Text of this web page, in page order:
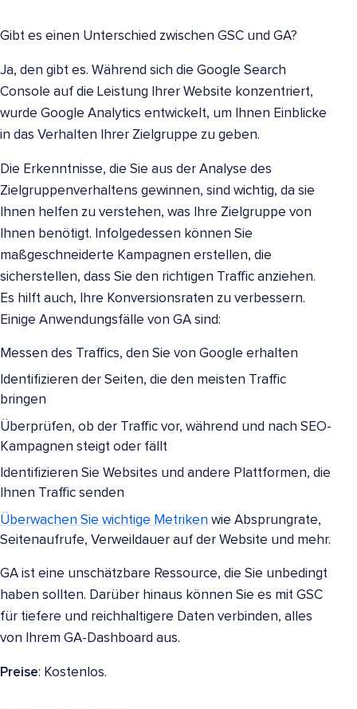
Gibt es einen Unterschied zwischen GSC und GA?
Ja, den gibt es. Während sich die Google Search
Console auf die Leistung Ihrer Website konzentriert,
wurde Google Analytics entwickelt, um Ihnen Einblicke
in das Verhalten Ihrer Zielgruppe zu geben.
Die Erkenntnisse, die Sie aus der Analyse des
Zielgruppenverhaltens gewinnen, sind wichtig, da sie
Ihnen helfen zu verstehen, was Ihre Zielgruppe von
Ihnen benötigt. Infolgedessen können Sie
maßgeschneiderte Kampagnen erstellen, die
sicherstellen, dass Sie den richtigen Traffic anziehen.
Es hilft auch, Ihre Konversionsraten zu verbessern.
Einige Anwendungsfälle von GA sind:
Messen des Traffics, den Sie von Google erhalten
Identifizieren der Seiten, die den meisten Traffic
bringen
Überprüfen, ob der Traffic vor, während und nach SEO-
Kampagnen steigt oder fällt
Identifizieren Sie Websites und andere Plattformen, die
Ihnen Traffic senden
Überwachen Sie wichtige Metriken wie Absprungrate,
Seitenaufrufe, Verweildauer auf der Website und mehr.
GA ist eine unschätzbare Ressource, die Sie unbedingt
haben sollten. Darüber hinaus können Sie es mit GSC
für tiefere und reichhaltigere Daten verbinden, alles
von Ihrem GA-Dashboard aus.
Preise: Kostenlos.